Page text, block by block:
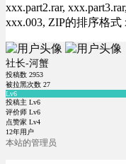
xxx.part2.rar,
xxx.003, ZIP的排序格式
社长-河蟹
投稿数 2953
被拉黑次数 27
Lv6
投稿主 Lv6
评价师 Lv6
点赞家 Lv4
12年用户
本站的管理员